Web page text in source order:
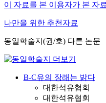
이 자료를 본 이용자가 본 자료
나만을 위한 추천자료
동일학술지(권/호) 다른 논문
B-C유의 장래는 밝다
대한석유협회
대한석유협회